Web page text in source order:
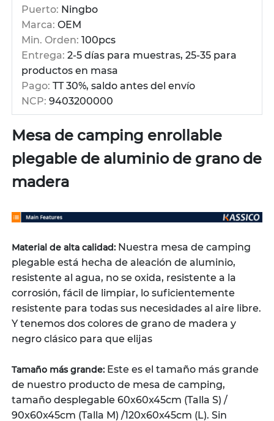
Puerto: Ningbo
Marca: OEM
Min. Orden: 100pcs
Entrega: 2-5 días para muestras, 25-35 para
productos en masa
Pago: TT 30%, saldo antes del envío
NCP: 9403200000
Mesa de camping enrollable
plegable de aluminio de grano de
madera
Material de alta calidad: Nuestra mesa de camping
plegable está hecha de aleación de aluminio,
resistente al agua, no se oxida, resistente a la
corrosión, fácil de limpiar, lo suficientemente
resistente para todas sus necesidades al aire libre.
Y tenemos dos colores de grano de madera y
negro clásico para que elijas
Tamaño más grande: Este es el tamaño más grande
de nuestro producto de mesa de camping,
tamaño desplegable 60x60x45cm (Talla S) /
90x60x45cm (Talla M) /120x60x45cm (L). Sin